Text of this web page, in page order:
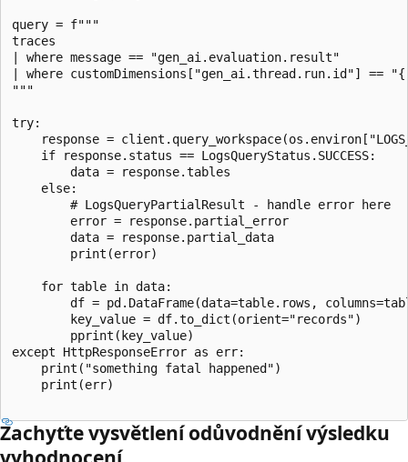
query = f"""
traces
| where message == "gen_ai.evaluation.result"
| where customDimensions["gen_ai.thread.run.id"] ==
"""
try:
response =
    if response.status == LogsQueryStatus.SUCCESS:
        data = response.tables
    else:
        # LogsQueryPartialResult - handle error here
        error = response.partial_error
        data = response.partial_data
        print(error)
    for table in data:
df = pd.DataFrame(data=table.rows,
        key_value = df.to_dict(orient="records")
        pprint(key_value)
except HttpResponseError as err:
    print("something fatal happened")
    print(err)
Zachyťte vysvětlení odůvodnění výsledku